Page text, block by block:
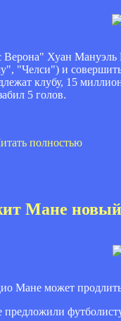
Хуан Мануэль
"Челси") и
клубу, 15
5 голов.
полностью
Мане
Мане может продлить